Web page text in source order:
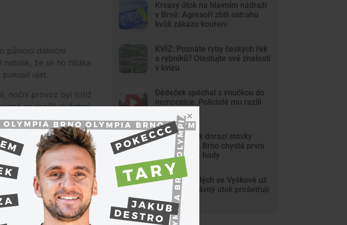
půlnoci dálniční
natolik, že se ho hlídka
ujet.
noční provoz byl totiž
se snažil služební
pokusil policejní
manévr se mu
auto, z motorového
do zaparkovaného
automobilem,
s kým mají tu čest,"
Krvavý útok na hlavním nádraží
v Brně. Agresoři zbili ostrahu
kvůli zákazu kouření
KVÍZ: Poznáte ryby českých řek
a rybníků? Otestujte své znalosti
v kvízu
Dědeček spěchal s vnučkou do
nemocnice. Policisté mu razili
cestu Brnem
Na Svoboďák dorazí stovky
krojovaných. Brno chystá první
celoměstské hody
Gang nezletilých ve Vyškově už
dořádil. Nedávný útok prošetřují
kriminalisté